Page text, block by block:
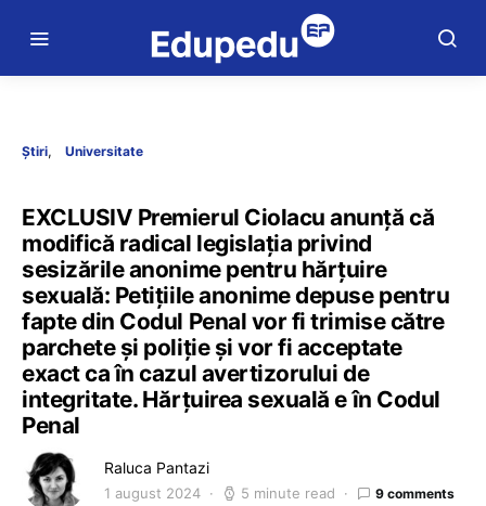
Știri Universitate
EXCLUSIV Premierul Ciolacu anunță că
modifică radical legislația privind
sesizările anonime pentru hărțuire
sexuală: Petițiile anonime depuse pentru
fapte din Codul Penal vor fi trimise către
parchete și poliție și vor fi acceptate
exact ca în cazul avertizorului de
integritate. Hărțuirea sexuală e în Codul
Penal
Raluca Pantazi
1 august 2024 5 minute read 9 comments